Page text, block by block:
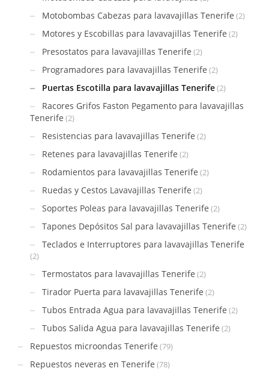
Motobombas Cabezas para lavavajillas Tenerife (2)
Motores y Escobillas para lavavajillas Tenerife (2)
Presostatos para lavavajillas Tenerife (2)
Programadores para lavavajillas Tenerife (2)
Puertas Escotilla para lavavajillas Tenerife(2)
Racores Grifos Faston Pegamento para lavavajillas
Tenerife (2)
Resistencias para lavavajillas Tenerife (2)
Retenes para lavavajillas Tenerife (2)
Rodamientos para lavavajillas Tenerife (2)
Ruedas y Cestos Lavavajillas Tenerife (2)
Soportes Poleas para lavavajillas Tenerife (2)
Tapones Depósitos Sal para lavavajillas Tenerife (2)
Teclados e Interruptores para lavavajillas Tenerife
(2)
Termostatos para lavavajillas Tenerife (2)
Tirador Puerta para lavavajillas Tenerife (2)
Tubos Entrada Agua para lavavajillas Tenerife (2)
Tubos Salida Agua para lavavajillas Tenerife (2)
Repuestos microondas Tenerife (79)
Repuestos neveras en Tenerife (78)